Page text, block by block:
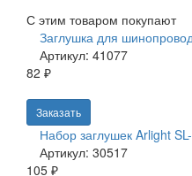
С этим товаром покупают
Заглушка для
Артикул: 41077
82 ₽
Заказать
Набор заглушек Arlight
Артикул: 30517
105 ₽